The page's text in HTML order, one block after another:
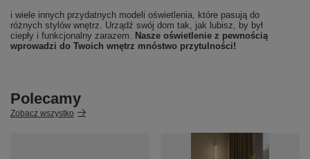
i wiele innych przydatnych modeli oświetlenia, które pasują do
różnych stylów wnętrz. Urządź swój dom tak, jak lubisz, by był
ciepły i funkcjonalny zarazem.
Nasze oświetlenie z pewnością
wprowadzi do Twoich wnętrz mnóstwo przytulności!
Polecamy
Zobacz wszystko